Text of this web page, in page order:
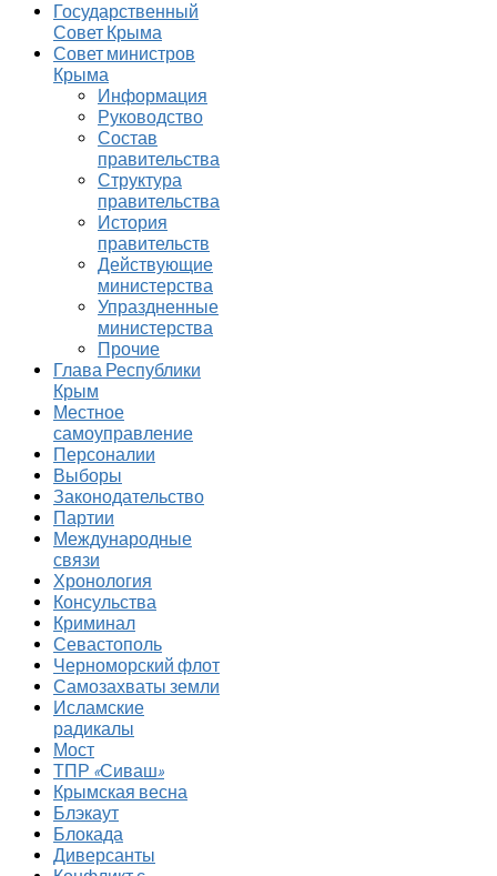
Государственный
Совет Крыма
Совет министров
Крыма
Информация
Руководство
Состав
правительства
Структура
правительства
История
правительств
Действующие
министерства
Упраздненные
министерства
Прочие
Глава Республики
Крым
Местное
самоуправление
Персоналии
Выборы
Законодательство
Партии
Международные
связи
Хронология
Консульства
Криминал
Севастополь
Черноморский флот
Самозахваты земли
Исламские
радикалы
Мост
ТПР «Сиваш»
Крымская весна
Блэкаут
Блокада
Диверсанты